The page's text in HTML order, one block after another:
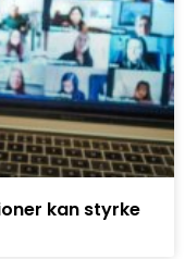
kan styrke